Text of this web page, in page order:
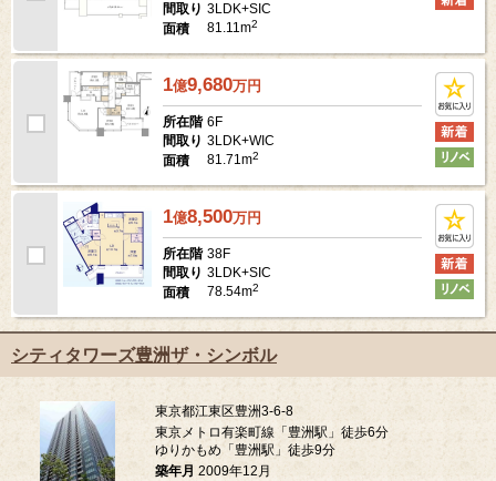
間取り 3LDK+SIC
面積
81.11m2
1億9,680万円
所在階 6F
間取り 3LDK+WIC
面積
81.71m2
1億8,500万円
所在階 38F
間取り 3LDK+SIC
面積
78.54m2
シティタワーズ豊洲ザ・シンボル
東京都江東区豊洲3-6-8
東京メトロ有楽町線「豊洲駅」徒歩6分
ゆりかもめ「豊洲駅」徒歩9分
築年月 2009年12月